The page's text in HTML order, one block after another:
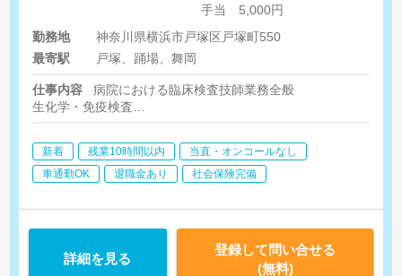
手当 5,000円
勤務地
神奈川県横浜市戸塚区戸塚町550
最寄駅
戸塚、踊場、舞岡
仕事内容
病院における臨床検査技師業務全般
生化学・免疫検査
生理検査(心電図、血圧脈波、肺機能等)
迅速検査(コロナ、インフル、A群溶連菌等)
採血(外来・病棟)
新着 残業10時間以内
当直・オンコールなし
車通勤OK
退職金あり 社会保険完備
詳細を見る
登録して問い合せる
(無料)